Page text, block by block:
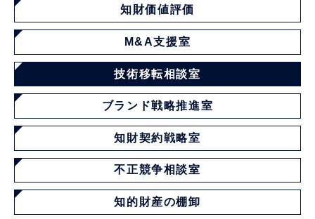
知財価値評価
M&A支援室
技術移転相談室
ブランド戦略推進室
知財契約戦略室
不正競争相談室
知的財産の棚卸